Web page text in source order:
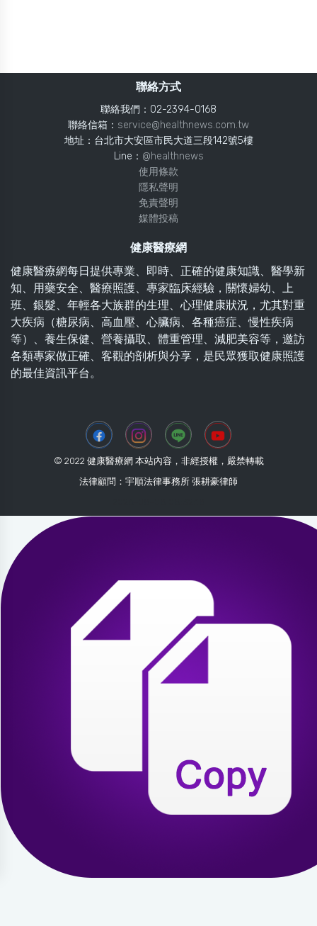
聯絡方式
聯絡我們：02-2394-0168
聯絡信箱： service@healthnews.com.tw
地址：台北市大安區市民大道三段142號5樓
Line： @healthnews
使用條款
隱私聲明
免責聲明
媒體投稿
健康醫療網
健康醫療網每日提供專業、即時、正確的健康知識、醫學新
知、用藥安全、醫療照護、專家臨床經驗，關懷婦幼、上
班、銀髮、年輕各大族群的生理、心理健康狀況，尤其對重
大疾病（糖尿病、高血壓、心臟病、各種癌症、慢性疾病
等）、養生保健、營養攝取、體重管理、減肥美容等，邀訪
各類專家做正確、客觀的剖析與分享，是民眾獲取健康照護
的最佳資訊平台。
© 2022 健康醫療網 本站內容，非經授權，嚴禁轉載
法律顧問：宇順法律事務所 張耕豪律師